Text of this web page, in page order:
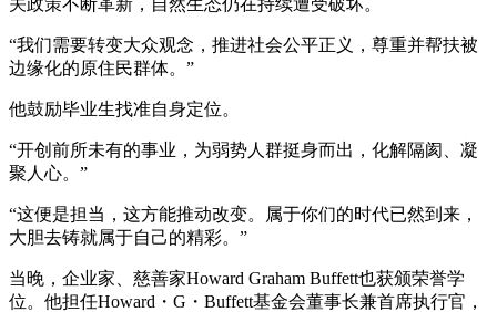
“我们需要转变大众观念，推进社会公平正义，尊重并帮扶被
边缘化的原住民群体。”
他鼓励毕业生找准自身定位。
“开创前所未有的事业，为弱势人群挺身而出，化解隔阂、凝
聚人心。”
“这便是担当，这方能推动改变。属于你们的时代已然到来，
大胆去铸就属于自己的精彩。”
当晚，企业家、慈善家Howard Graham Buffett也获颁荣誉学
位。他担任Howard・G・Buffett基金会董事长兼首席执行官，